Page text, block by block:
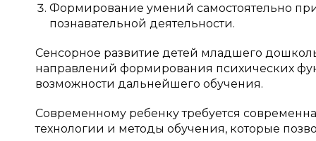
Формирование умений самостоятельно
познавательной деятельности.
Сенсорное развитие детей младшего
направлений формирования психических
возможности дальнейшего обучения.
Современному ребенку требуется
технологии и методы обучения, которые